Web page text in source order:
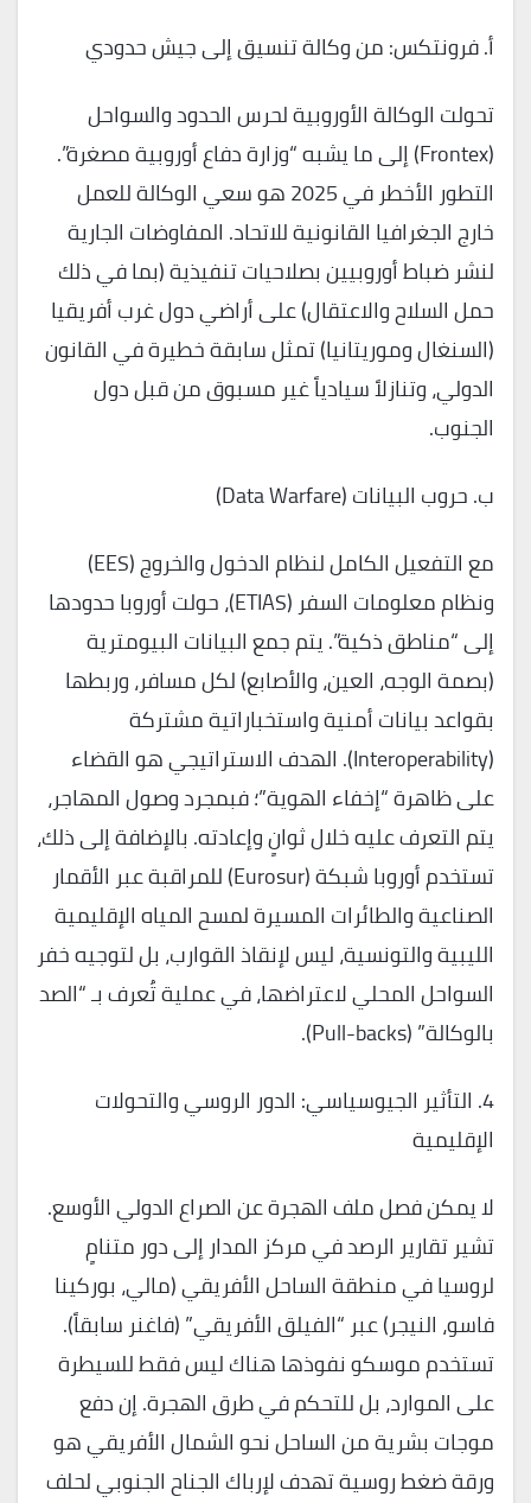
أ. فرونتكس: من وكالة تنسيق إلى جيش حدودي
تحولت الوكالة الأوروبية لحرس الحدود والسواحل
(Frontex) إلى ما يشبه “وزارة دفاع أوروبية مصغرة”.
التطور الأخطر في 2025 هو سعي الوكالة للعمل
خارج الجغرافيا القانونية للاتحاد. المفاوضات الجارية
لنشر ضباط أوروبيين بصلاحيات تنفيذية (بما في ذلك
حمل السلاح والاعتقال) على أراضي دول غرب أفريقيا
(السنغال وموريتانيا) تمثل سابقة خطيرة في القانون
الدولي، وتنازلاً سيادياً غير مسبوق من قبل دول
الجنوب.
ب. حروب البيانات (Data Warfare)
مع التفعيل الكامل لنظام الدخول والخروج (EES)
ونظام معلومات السفر (ETIAS)، حولت أوروبا حدودها
إلى “مناطق ذكية”. يتم جمع البيانات البيومترية
(بصمة الوجه، العين، والأصابع) لكل مسافر، وربطها
بقواعد بيانات أمنية واستخباراتية مشتركة
(Interoperability). الهدف الاستراتيجي هو القضاء
على ظاهرة “إخفاء الهوية”؛ فبمجرد وصول المهاجر،
يتم التعرف عليه خلال ثوانٍ وإعادته. بالإضافة إلى ذلك،
تستخدم أوروبا شبكة (Eurosur) للمراقبة عبر الأقمار
الصناعية والطائرات المسيرة لمسح المياه الإقليمية
الليبية والتونسية، ليس لإنقاذ القوارب، بل لتوجيه خفر
السواحل المحلي لاعتراضها، في عملية تُعرف بـ “الصد
بالوكالة” (Pull-backs).
4. التأثير الجيوسياسي: الدور الروسي والتحولات
الإقليمية
لا يمكن فصل ملف الهجرة عن الصراع الدولي الأوسع.
تشير تقارير الرصد في مركز المدار إلى دور متنامٍ
لروسيا في منطقة الساحل الأفريقي (مالي، بوركينا
فاسو، النيجر) عبر “الفيلق الأفريقي” (فاغنر سابقاً).
تستخدم موسكو نفوذها هناك ليس فقط للسيطرة
على الموارد، بل للتحكم في طرق الهجرة. إن دفع
موجات بشرية من الساحل نحو الشمال الأفريقي هو
ورقة ضغط روسية تهدف لإرباك الجناح الجنوبي لحلف